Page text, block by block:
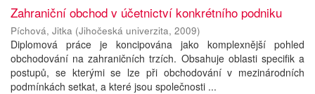
Zahraniční obchod v účetnictví konkrétního podniku
Píchová, Jitka (Jihočeská univerzita, 2009)
Diplomová práce je koncipována jako komplexnější pohled
obchodování na zahraničních trzích. Obsahuje oblasti specifik a
postupů, se kterými se lze při obchodování v mezinárodních
podmínkách setkat, a které jsou společnosti ...